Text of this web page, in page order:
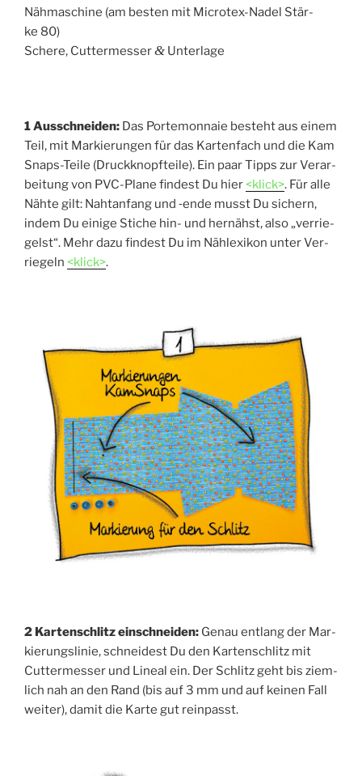
Näh­ma­schi­ne (am bes­ten mit Micro­tex-Nadel Stär­
ke 80)
Sche­re, Cut­ter­mes­ser& Unterlage
1 Aus­schnei­den: Das Porte­mon­naie besteht aus einem
Teil, mit Mar­kie­run­gen für das Kar­ten­fach und die Kam
Snaps-Tei­le (Druck­knopf­tei­le). Ein paar Tipps zur Ver­ar­
bei­tung von PVC-Pla­ne fin­dest Du hier<klick>. Für alle
Näh­te gilt: Naht­an­fang und ‑ende musst Du sichern,
indem Du eini­ge Sti­che hin- und her­nähst, also „ver­rie­
gelst“. Mehr dazu fin­dest Du im Näh­le­xi­kon unter Ver­
rie­geln <klick>.
2 Kar­ten­schlitz ein­schnei­den: Genau ent­lang der Mar­
kie­rungs­li­nie, schnei­dest Du den Kar­ten­schlitz mit
Cut­ter­mes­ser und Line­al ein. Der Schlitz geht bis ziem­
lich nah an den Rand (bis auf 3 mm und auf kei­nen Fall
wei­ter), damit die Kar­te gut reinpasst.